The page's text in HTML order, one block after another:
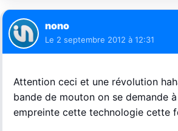
nono
Le 2 septembre 2012 à 12:31
Attention ceci et une révolution
bande de mouton on se demande
empreinte cette technologie cette